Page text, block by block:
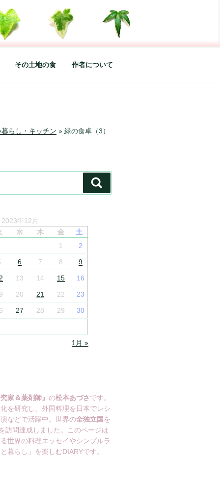
た松本あづさのDIARYです
その土地の食 作者について
らし・キッチン »緑の食卓（3）
索
2023年12月
水 木 金
土
1
2
6 7 8 9
13 14 15 16
20 21 22 23
27 28 29 30
1月 »
家＆薬剤師』 の松本あづさです。
を研究し、外国料理を日本でレシ
などで活躍中。世界の全独立国 を
を訪問達成しました。このページは
世界の料理エッセイやシンプルラ
暮らし」を楽しむDIARYです。